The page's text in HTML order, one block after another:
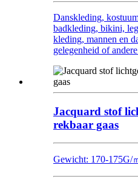
Danskleding,
badkleding, bikini,
kleding, mannen en
gelegenheid of
Jacquard stof
rekbaar gaas
Gewicht: 170-175G/